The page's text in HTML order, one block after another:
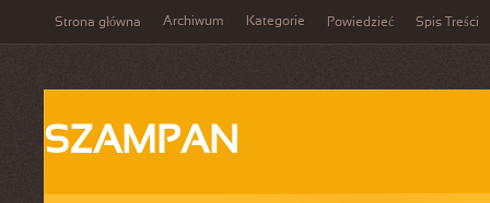
Strona główna Archiwum Kategorie Powiedzieć Spis Treści
SZAMPAN